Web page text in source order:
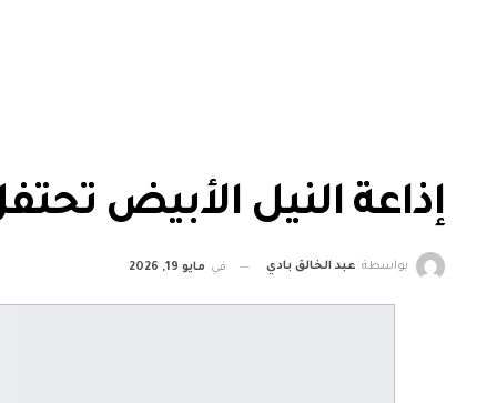
إذاعة النيل الأبيض تحتفل
بواسطة عبد الخالق بادي في مايو 19, 2026